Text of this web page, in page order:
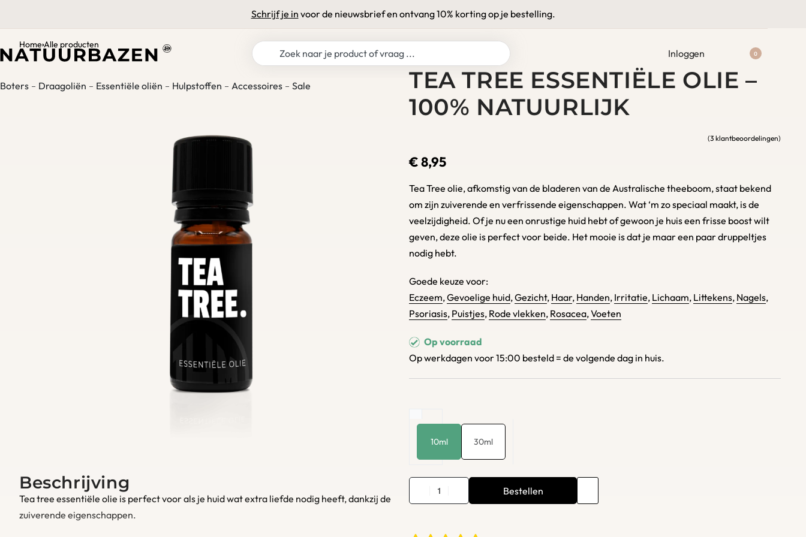
Inloggen 0
Boters Draagoliën Essentiële oliën Hulpstoffen Accessoires Sale
Schrijf je in voor de nieuwsbrief en ontvang 10% korting op je bestelling.
Home›Alle producten
Beschrijving
Tea tree essentiële olie is perfect voor als je huid wat extra liefde nodig heeft, dankzij de
zuiverende eigenschappen.
TEA TREE ESSENTIËLE OLIE –
100% NATUURLIJK
(3 klantbeoordelingen)
€8,95
Tea Tree olie, afkomstig van de bladeren van de Australische theeboom, staat bekend
om zijn zuiverende en verfrissende eigenschappen. Wat ‘m zo speciaal maakt, is de
veelzijdigheid. Of je nu een onrustige huid hebt of gewoon je huis een frisse boost wilt
geven, deze olie is perfect voor beide. Het mooie is dat je maar een paar druppeltjes
nodig hebt.
Goede keuze voor:
Eczeem,Gevoelige huid,Gezicht, Haar, Handen, Irritatie, Lichaam, Littekens, Nagels,
Psoriasis, Puistjes, Rode vlekken, Rosacea,Voeten
Op voorraad
Op werkdagen voor 15:00 besteld = de volgende dag in huis.
10ml 30ml
Bestellen